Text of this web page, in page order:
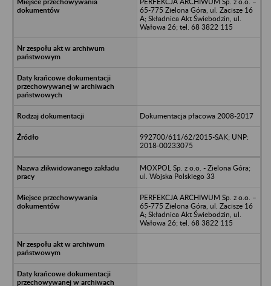
65-775 Zielona Góra, ul. Zacisze 16
A; Składnica Akt Świebodzin, ul.
Wałowa 26; tel. 68 3822 115
Dokumentacja płacowa 2008-2017
992700/611/62/2015-SAK; UNP:
2018-00233075
MOXPOL Sp. z o.o. - Zielona Góra;
ul. Wojska Polskiego 33
PERFEKCJA ARCHIWUM Sp. z o.o. –
65-775 Zielona Góra, ul. Zacisze 16
A; Składnica Akt Świebodzin, ul.
Wałowa 26; tel. 68 3822 115